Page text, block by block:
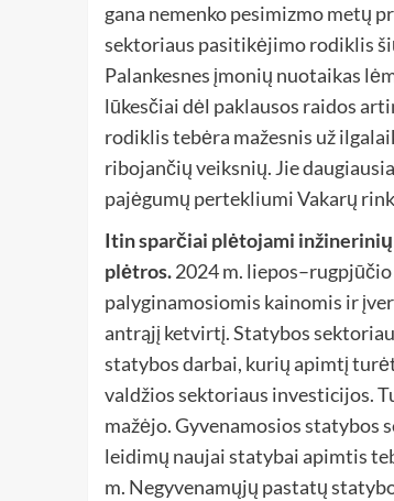
gana nemenko pesimizmo metų
sektoriaus pasitikėjimo rodiklis
Palankesnes įmonių nuotaikas
lūkesčiai dėl paklausos raidos
rodiklis tebėra mažesnis už
ribojančių veiksnių. Jie
pajėgumų pertekliumi Vakarų
Itin sparčiai plėtojami
plėtros.2024 m.
palyginamosiomis kainomis ir
antrąjį ketvirtį. Statybos
statybos darbai, kurių apimtį
valdžios sektoriaus investicijos.
mažėjo. Gyvenamosios statybos
leidimų naujai statybai apimtis
m. Negyvenamųjų pastatų